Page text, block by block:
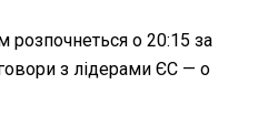
розпочнеться о 20:15 за
з лідерами ЄС — о